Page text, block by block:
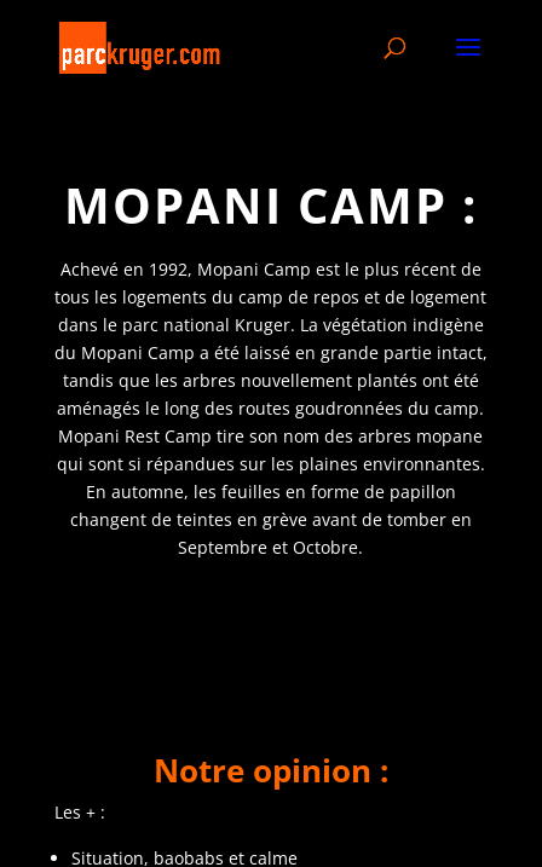
MOPANI CAMP :
Achevé en 1992, Mopani Camp est le plus récent de
tous les logements du camp de repos et de logement
dans le parc national Kruger. La végétation indigène
du Mopani Camp a été laissé en grande partie intact,
tandis que les arbres nouvellement plantés ont été
aménagés le long des routes goudronnées du camp.
Mopani Rest Camp tire son nom des arbres mopane
qui sont si répandues sur les plaines environnantes.
En automne, les feuilles en forme de papillon
changent de teintes en grève avant de tomber en
Septembre et Octobre.
Notre opinion :
Les + :
Situation, baobabs et calme